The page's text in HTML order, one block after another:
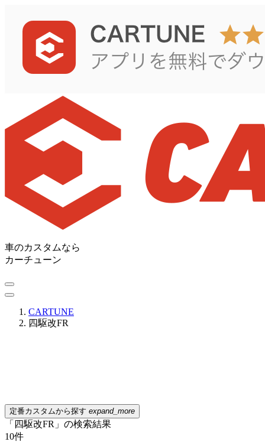
車のカスタムなら
カーチューン
CARTUNE
四駆改FR
定番カスタムから探す expand_more
「四駆改FR」の検索結果
10件